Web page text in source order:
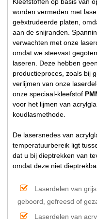
worden vermeden met
geëxtrudeerde platen,
aan de snijranden.
verwachten met onze
omdat we steevast
laseren. Deze hebben
productieproces, zoals bij
verlijmen van onze
onze speciaal-kleefstof
voor het lijmen van
koudlasmethode.
De lasersnedes van
temperatuurbereik ligt
dat u bij dieptrekken van
omdat deze niet
Laserdelen van
geboord, gefreesd of
Laserdelen van